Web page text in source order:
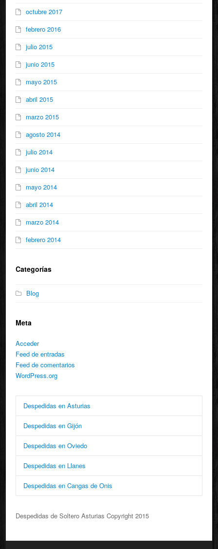
octubre 2017
febrero 2016
julio 2015
junio 2015
mayo 2015
abril 2015
marzo 2015
agosto 2014
julio 2014
junio 2014
mayo 2014
abril 2014
marzo 2014
febrero 2014
Categorías
Blog
Meta
Acceder
Feed de entradas
Feed de comentarios
WordPress.org
Despedidas en Asturias
Despedidas en Gijón
Despedidas en Oviedo
Despedidas en Llanes
Despedidas en Cangas de Onis
Despedidas de Soltero Asturias Copyright 2015